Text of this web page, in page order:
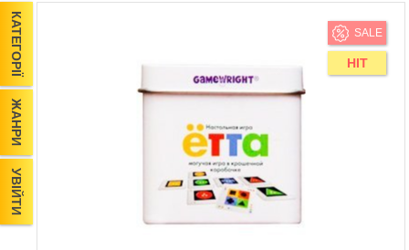
КАТЕГОРІЇ
ЖАНРИ
УВІЙТИ
SALE
HIT